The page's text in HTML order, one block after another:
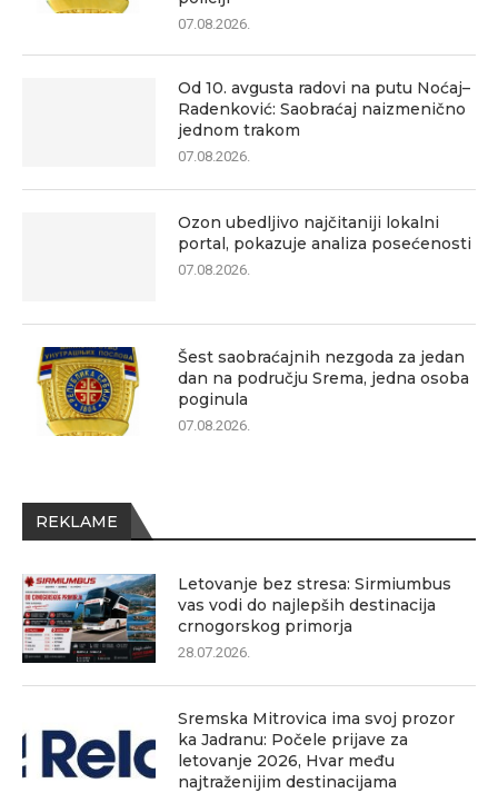
07.08.2026.
Od 10. avgusta radovi na putu Noćaj–
Radenković: Saobraćaj naizmenično
jednom trakom
07.08.2026.
Ozon ubedljivo najčitaniji lokalni
portal, pokazuje analiza posećenosti
07.08.2026.
Šest saobraćajnih nezgoda za jedan
dan na području Srema, jedna osoba
poginula
07.08.2026.
REKLAME
Letovanje bez stresa: Sirmiumbus
vas vodi do najlepših destinacija
crnogorskog primorja
28.07.2026.
Sremska Mitrovica ima svoj prozor
ka Jadranu: Počele prijave za
letovanje 2026, Hvar među
najtraženijim destinacijama